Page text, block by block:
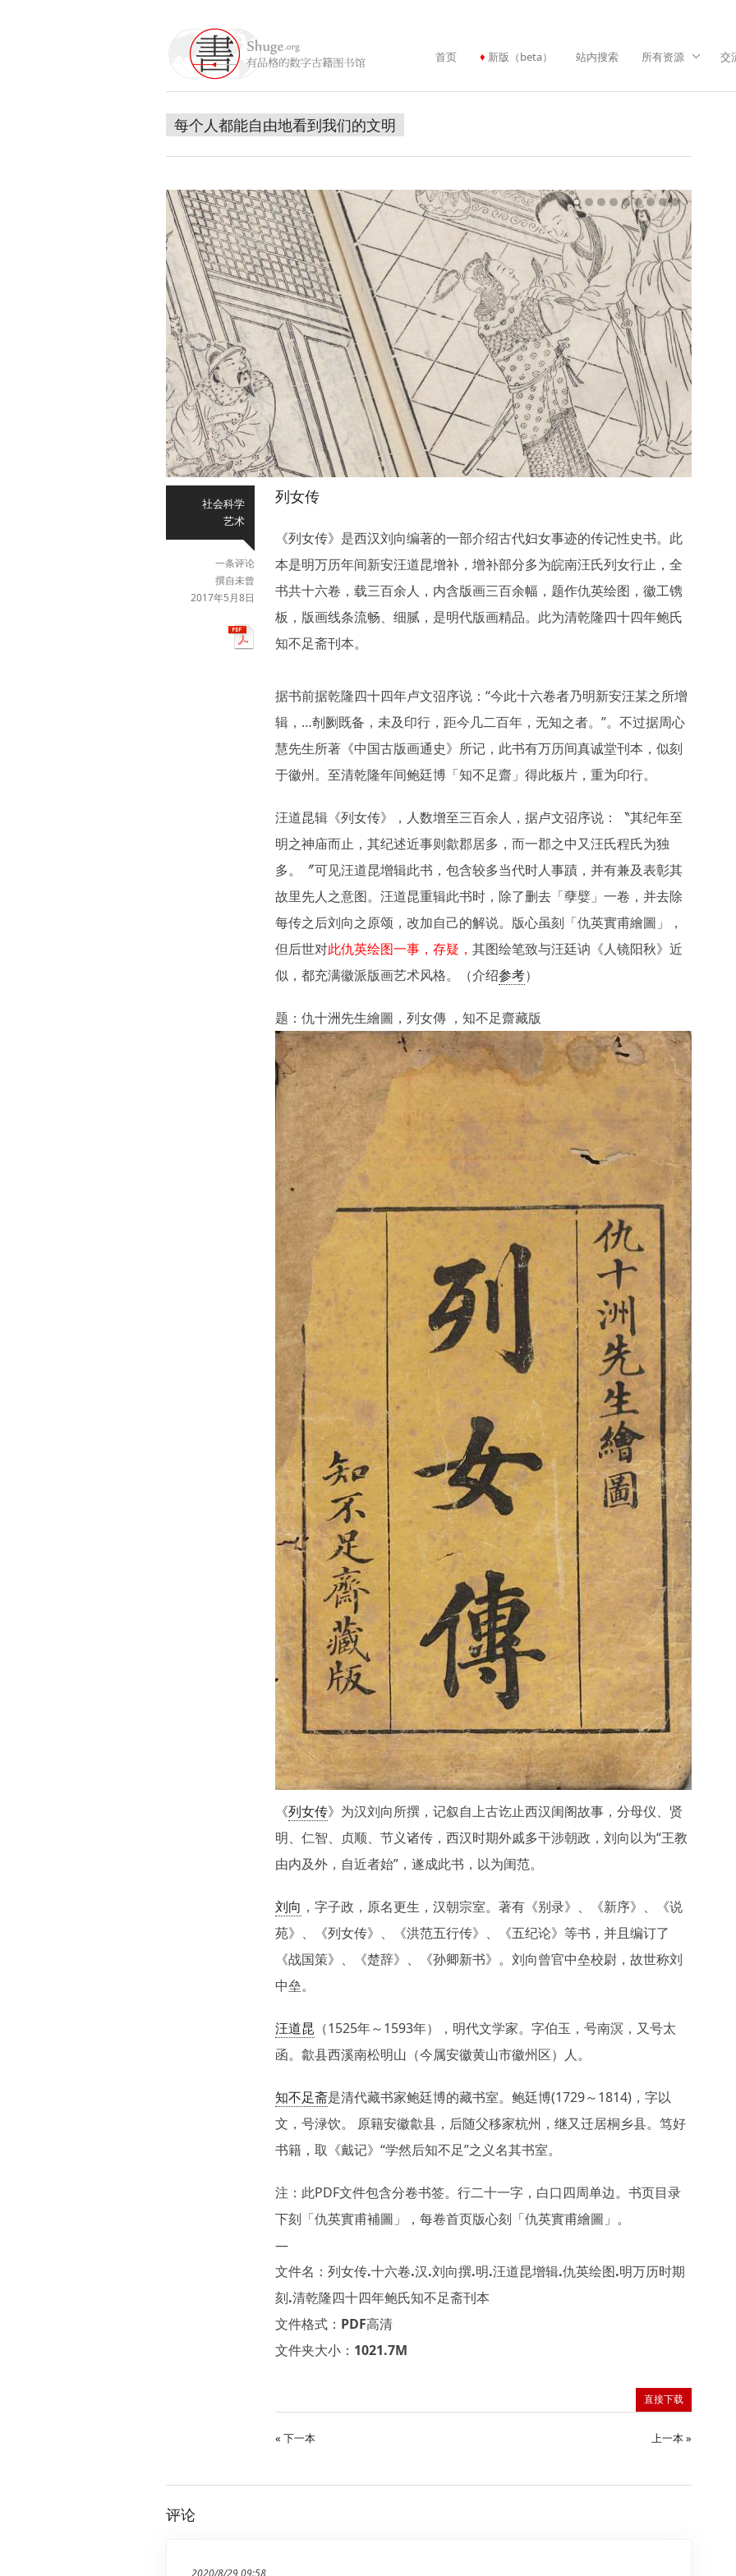
首页 新版（beta） 站内搜索 所有资源 交
每个人都能自由地看到我们的文明
社会科学
艺术
一条评论
撰自未曾
2017年5月8日
列女传
《列女传》是西汉刘向编著的一部介绍古代妇女事迹的传记性史书。此
本是明万历年间新安汪道昆增补，增补部分多为皖南汪氏列女行止，全
书共十六卷，载三百余人，内含版画三百余幅，题作仇英绘图，徽工镌
板，版画线条流畅、细腻，是明代版画精品。此为清乾隆四十四年鲍氏
知不足斋刊本。
据书前据乾隆四十四年卢文弨序说：“今此十六卷者乃明新安汪某之所增
辑，…剞劂既备，未及印行，距今几二百年，无知之者。”。不过据周心
慧先生所著《中国古版画通史》所记，此书有万历间真诚堂刊本，似刻
于徽州。至清乾隆年间鲍廷博「知不足齋」得此板片，重为印行。
汪道昆辑《列女传》，人数增至三百余人，据卢文弨序说：〝其纪年至
明之神庙而止，其纪述近事则歙郡居多，而一郡之中又汪氏程氏为独
多。〞可见汪道昆增辑此书，包含较多当代时人事蹟，并有兼及表彰其
故里先人之意图。汪道昆重辑此书时，除了删去「孽嬖」一卷，并去除
每传之后刘向之原颂，改加自己的解说。版心虽刻「仇英實甫繪圖」，
但后世对此仇英绘图一事，存疑，其图绘笔致与汪廷讷《人镜阳秋》近
似，都充满徽派版画艺术风格。（介绍参考）
题：仇十洲先生繪圖，列女傳 ，知不足齋藏版
《列女传》为汉刘向所撰，记叙自上古讫止西汉闺阁故事，分母仪、贤
明、仁智、贞顺、节义诸传，西汉时期外戚多干涉朝政，刘向以为“王教
由内及外，自近者始”，遂成此书，以为闺范。
刘向 ，字子政，原名更生，汉朝宗室。著有《别录》、《新序》、《说
苑》、《列女传》、《洪范五行传》、《五纪论》等书，并且编订了
《战国策》、《楚辞》、《孙卿新书》。刘向曾官中垒校尉，故世称刘
中垒。
汪道昆 （1525年～1593年），明代文学家。字伯玉，号南溟，又号太
函。歙县西溪南松明山（今属安徽黄山市徽州区）人。
知不足斋是清代藏书家鲍廷博的藏书室。鲍廷博(1729～1814)，字以
文，号渌饮。 原籍安徽歙县，后随父移家杭州，继又迁居桐乡县。笃好
书籍，取《戴记》“学然后知不足”之义名其书室。
注：此PDF文件包含分卷书签。行二十一字，白口四周单边。书页目录
下刻「仇英實甫補圖」，每卷首页版心刻「仇英實甫繪圖」。
—
文件名：列女传.十六卷.汉.刘向撰.明.汪道昆增辑.仇英绘图.明万历时期
刻.清乾隆四十四年鲍氏知不足斋刊本
文件格式：PDF高清
文件夹大小：1021.7M
直接下载
« 下一本 上一本 »
评论